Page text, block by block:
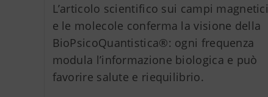
L’articolo scientifico sui campi magnetici
e le molecole conferma la visione della
BioPsicoQuantistica®: ogni frequenza
modula l’informazione biologica e può
favorire salute e riequilibrio.